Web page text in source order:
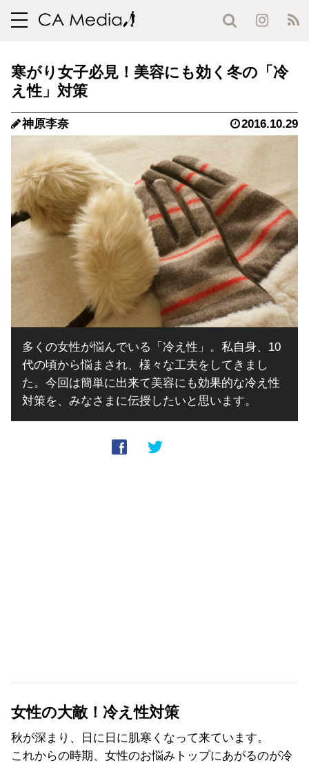
toggle
寒がり女子必見！美容にも効く冬の「冷
え性」対策
神原李奈 2016.10.29
多くの女性が悩んでいる「冷え性」。私自身、10
代の頃から悩まされ、様々な工夫をしてきまし
た。今回は簡単に出来て美容にも効果的な冷え性
対策を、みなさまに伝授したいと思います。
女性の大敵！冷え性対策
秋が深まり、日に日に肌寒くなって来ています。
これからの時期、 女性のお悩みトップにあがるのが冷